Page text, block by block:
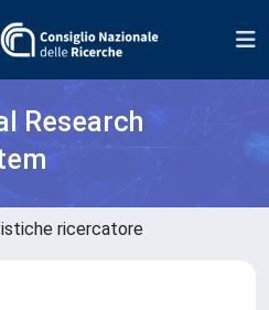
Research
ricercatore